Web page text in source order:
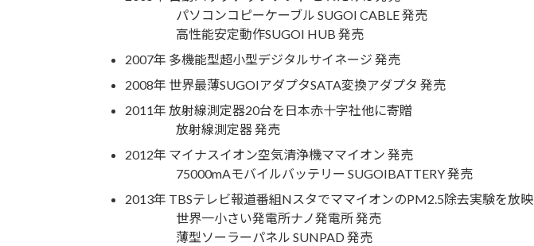
パソコンコピーケーブル SUGOI CABLE 発売
高性能安定動作SUGOI HUB 発売
2007年 多機能型超小型デジタルサイネージ 発売
2008年 世界最薄SUGOIアダプタSATA変換アダプタ 発売
2011年 放射線測定器20台を日本赤十字社他に寄贈
放射線測定器 発売
2012年 マイナスイオン空気清浄機ママイオン 発売
75000mAモバイルバッテリー SUGOIBATTERY 発売
2013年 TBSテレビ報道番組NスタでママイオンのPM2.5除去実験を放映
世界一小さい発電所ナノ発電所 発売
薄型ソーラーパネル SUNPAD 発売